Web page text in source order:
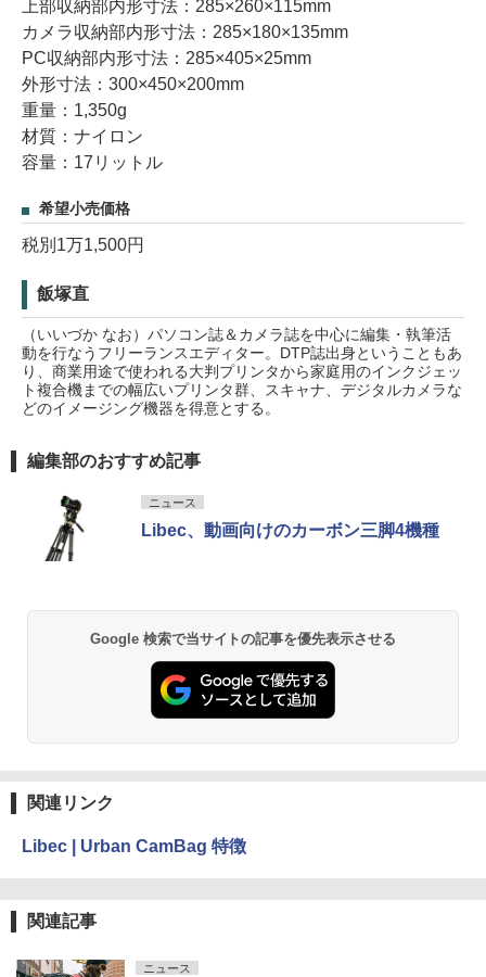
上部収納部内形寸法：285×260×115mm
カメラ収納部内形寸法：285×180×135mm
PC収納部内形寸法：285×405×25mm
外形寸法：300×450×200mm
重量：1,350g
材質：ナイロン
容量：17リットル
希望小売価格
税別1万1,500円
飯塚直
（いいづか なお）パソコン誌＆カメラ誌を中心に編集・執筆活
動を行なうフリーランスエディター。DTP誌出身ということもあ
り、商業用途で使われる大判プリンタから家庭用のインクジェッ
ト複合機までの幅広いプリンタ群、スキャナ、デジタルカメラな
どのイメージング機器を得意とする。
編集部のおすすめ記事
ニュース
Libec、動画向けのカーボン三脚4機種
Google 検索で当サイトの記事を優先表示させる
関連リンク
Libec | Urban CamBag 特徴
関連記事
ニュース